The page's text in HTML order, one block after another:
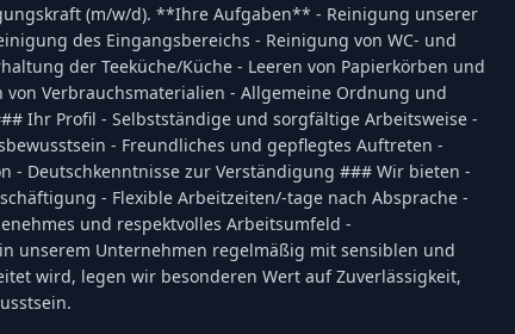
(m/w/d). **Ihre Aufgaben** - Reinigung unserer
des Eingangsbereichs - Reinigung von WC- und
der Teeküche/Küche - Leeren von Papierkörben und
Verbrauchsmaterialien - Allgemeine Ordnung und
Ihr Profil - Selbstständige und sorgfältige Arbeitsweise -
- Freundliches und gepflegtes Auftreten -
- Deutschkenntnisse zur Verständigung ### Wir bieten -
- Flexible Arbeitzeiten/-tage nach Absprache -
und respektvolles Arbeitsumfeld -
unserem Unternehmen regelmäßig mit sensiblen und
wird, legen wir besonderen Wert auf Zuverlässigkeit,